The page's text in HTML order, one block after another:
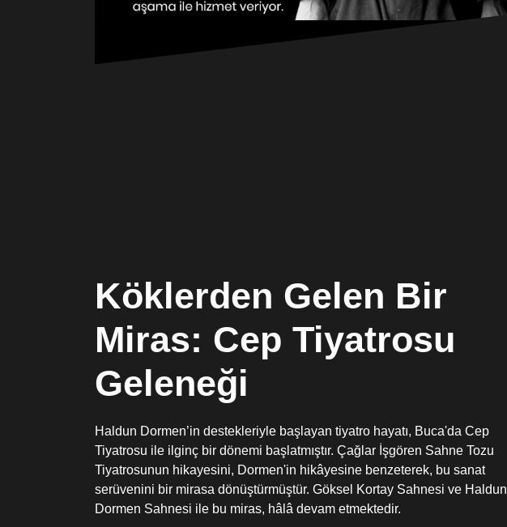
Köklerden Gelen Bir
Miras: Cep Tiyatrosu
Geleneği
Haldun Dormen’in destekleriyle başlayan tiyatro hayatı, Buca'da Cep
Tiyatrosu ile ilginç bir dönemi başlatmıştır. Çağlar İşgören Sahne Tozu
Tiyatrosunun hikayesini, Dormen'in hikâyesine benzeterek, bu sanat
serüvenini bir mirasa dönüştürmüştür. Göksel Kortay Sahnesi ve Haldun
Dormen Sahnesi ile bu miras, hâlâ devam etmektedir.